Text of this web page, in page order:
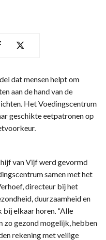
dat mensen helpt om
aan de hand van de
Het Voedingscentrum
geschikte eetpatronen op
van Vijf werd gevormd
samen met het
directeur bij het
duurzaamheid en
elkaar horen. “Alle
zo gezond mogelijk, hebben
rekening met veilige